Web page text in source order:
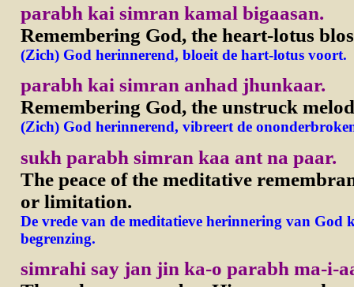
parabh kai simran kamal bigaasan.
Remembering God, the heart-lotus
(Zich) God herinnerend, bloeit de hart-lotus voort.
parabh kai simran anhad jhunkaar.
Remembering God, the unstruck
(Zich) God herinnerend, vibreert de
sukh parabh simran kaa ant na paar.
The peace of the meditative
or limitation.
De vrede van de meditatieve herinnering van God
begrenzing.
simrahi say jan jin ka-o parabh ma-i-